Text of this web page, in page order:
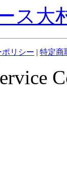
ス大
リシー | 特定商